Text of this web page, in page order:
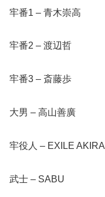
牢番1 – 青木崇高
牢番2 – 渡辺哲
牢番3 – 斎藤歩
大男 – 高山善廣
牢役人 – EXILE AKIRA
武士 – SABU